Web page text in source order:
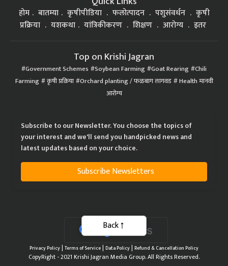
होम बातम्या कृषीपीडिया फलोत्पादन पशुसंवर्धन
कृषी
प्रक्रिया
यशकथा यांत्रिकीकरण शिक्षण आरोग्य इतर
Top on Krishi Jagran
Government Schemes Soybean Farming Goat Rearing Chili
Farming कृषी प्रक्रिया Orchard planting / फळबाग लागवड Health मानवी
आरोग्य
Subscribe to our Newsletter. You choose the topics of
your interest and we'll send you handpicked news and
latest updates based on your choice.
Subscribe Newsletters
Privacy Policy| Terms of Service| Data Policy| Refund & Cancellation Policy
CopyRight - 2021 Krishi Jagran Media Group. All Rights Reserved.
Back